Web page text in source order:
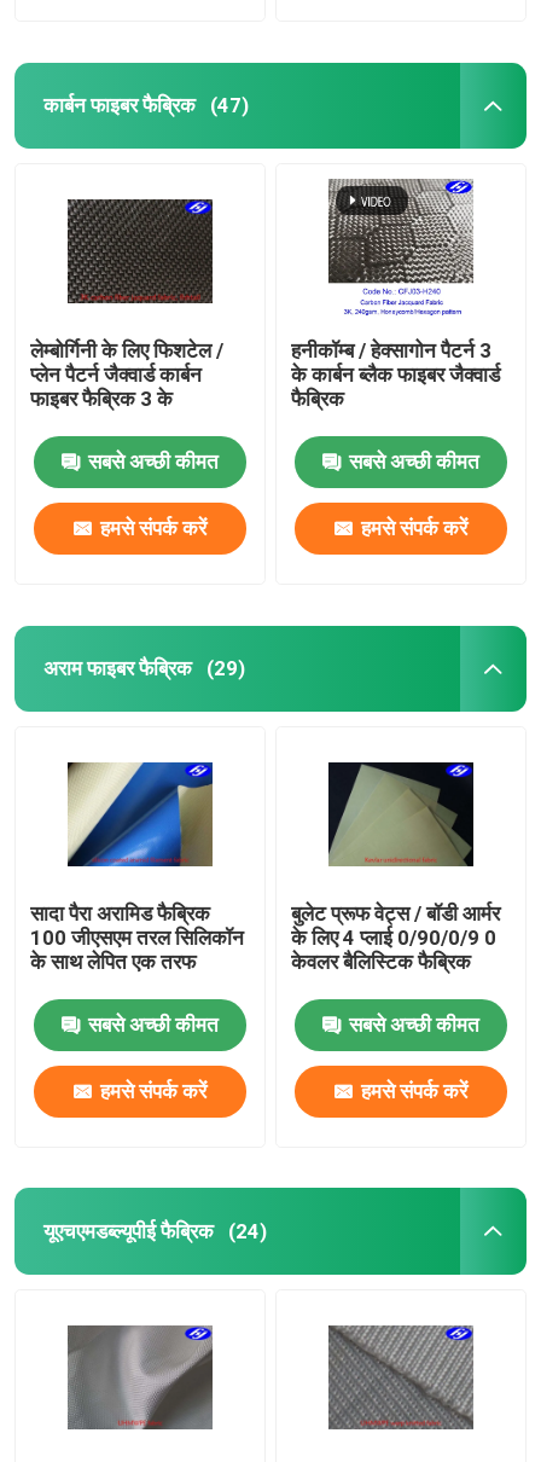
कार्बन फाइबर फैब्रिक (47)
लेम्बोर्गिनी के लिए फिशटेल /
प्लेन पैटर्न जैक्वार्ड कार्बन
फाइबर फैब्रिक 3 के
सबसे अच्छी कीमत
हमसे संपर्क करें
हनीकॉम्ब / हेक्सागोन पैटर्न 3
के कार्बन ब्लैक फाइबर जैक्वार्ड
फैब्रिक
सबसे अच्छी कीमत
हमसे संपर्क करें
अराम फाइबर फैब्रिक (29)
सादा पैरा अरामिड फैब्रिक
100 जीएसएम तरल सिलिकॉन
के साथ लेपित एक तरफ
सबसे अच्छी कीमत
हमसे संपर्क करें
बुलेट प्रूफ वेट्स / बॉडी आर्मर
के लिए 4 प्लाई 0/90/0/9 0
केवलर बैलिस्टिक फैब्रिक
सबसे अच्छी कीमत
हमसे संपर्क करें
यूएचएमडब्ल्यूपीई फैब्रिक (24)